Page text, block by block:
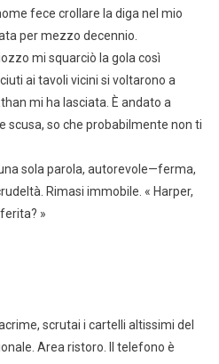
fece crollare la diga nel mio
per mezzo decennio.
mi squarciò la gola così
ai tavoli vicini si voltarono a
mi ha lasciata. È andato a
scusa, so che probabilmente non ti
sola parola, autorevole—ferma,
Rimasi immobile. « Harper,
»
scrutai i cartelli altissimi del
Area ristoro. Il telefono è